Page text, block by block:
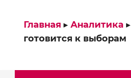
Главная ▸ Аналитика ▸
готовится к выборам